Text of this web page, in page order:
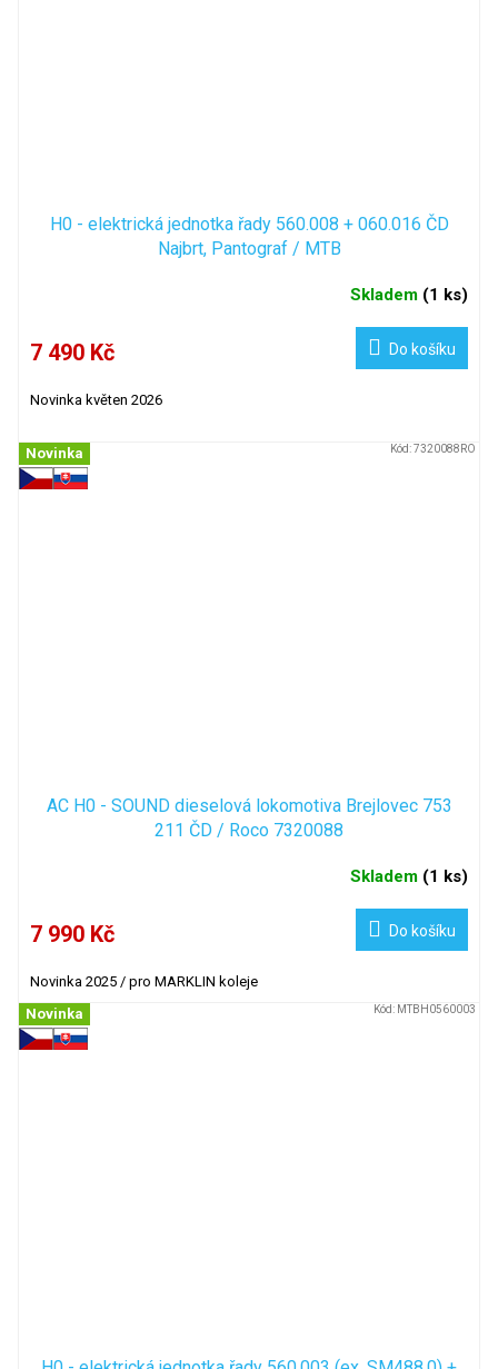
H0 - elektrická jednotka řady 560.008 + 060.016 ČD
Najbrt, Pantograf / MTB
Skladem (1 ks)
7 490 Kč Do košíku
Novinka květen 2026
Novinka
AC H0 - SOUND dieselová lokomotiva Brejlovec 753
211 ČD / Roco 7320088
Skladem (1 ks)
7 990 Kč Do košíku
Novinka 2025 / pro MARKLIN koleje
Kód:7320088RO
Novinka Kód: MTBH0560003